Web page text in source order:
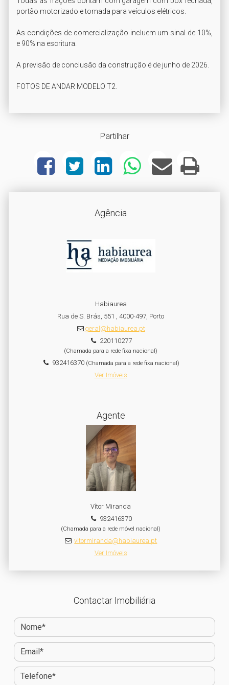
Partilhar
Agência
Habiaurea
Rua de S. Brás, 551 , 4000-497, Porto
geral@habiaurea.pt
220110277
(Chamada para a rede fixa nacional)
932416370(Chamada para a rede fixa nacional)
Ver Imóveis
Agente
Vítor Miranda
932416370
(Chamada para a rede móvel nacional)
vitormiranda@habiaurea.pt
Ver Imóveis
Contactar Imobiliária
portão motorizado e tomada para veículos elétricos.
As condições de comercialização incluem um sinal de 10%,
e 90% na escritura.
A previsão de conclusão da construção é de junho de 2026.
FOTOS DE ANDAR MODELO T2.